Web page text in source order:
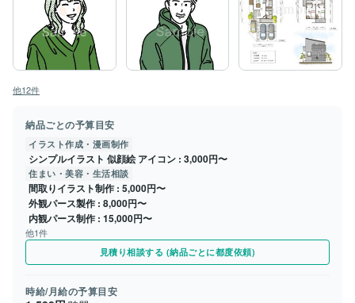
他12件
納品ごとの予算目安
イラスト作成・漫画制作
シンプルイラスト 似顔絵 アイコン 3,000円〜
住まい・美容・生活相談
間取りイラスト制作 5,000円〜
外観パース製作 8,000円〜
内観パース制作 15,000円〜
他1件
見積り相談する (納品ごとに都度依頼)
時給/月給の予算目安